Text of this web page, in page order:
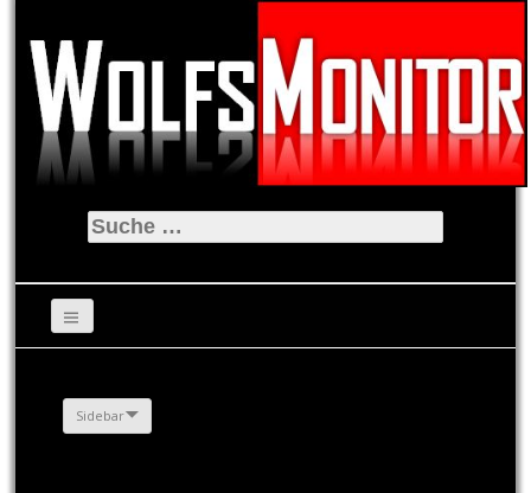
Suche
nach:
Sidebar